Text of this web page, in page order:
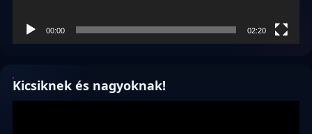
00:00 02:20
Kicsiknek és nagyoknak!